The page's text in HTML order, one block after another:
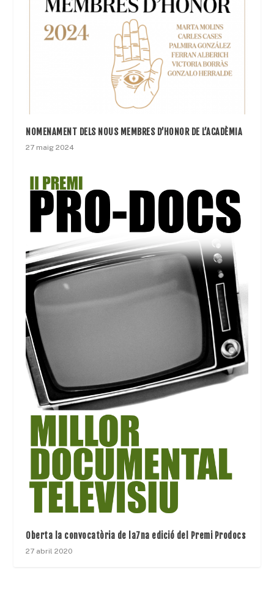
NOMENAMENT DELS NOUS MEMBRES D’HONOR DE L’ACADÈMIA
27 maig 2024
Oberta la convocatòria de la7na edició del Premi Prodocs
27 abril 2020